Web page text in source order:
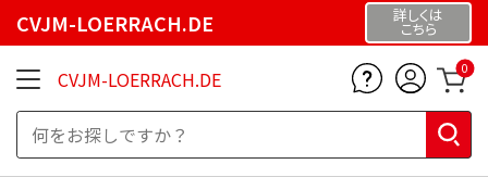
CVJM-LOERRACH.DE 詳しくは
こちら
CVJM-LOERRACH.DE 0